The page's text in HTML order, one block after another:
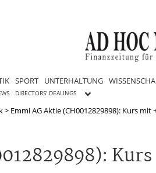
SPORT UNTERHALTUNG
DIRECTORS' DEALINGS
> Emmi AG Aktie (CH0012829898): Kurs mit